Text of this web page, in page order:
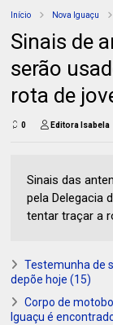
Início Nova Iguaçu
Sinais de
serão
rota de
0 Editora Isabela
Sinais das
pela Delegacia
tentar traçar a
Testemunha de
depõe hoje (15)
Corpo de
Iguaçu é